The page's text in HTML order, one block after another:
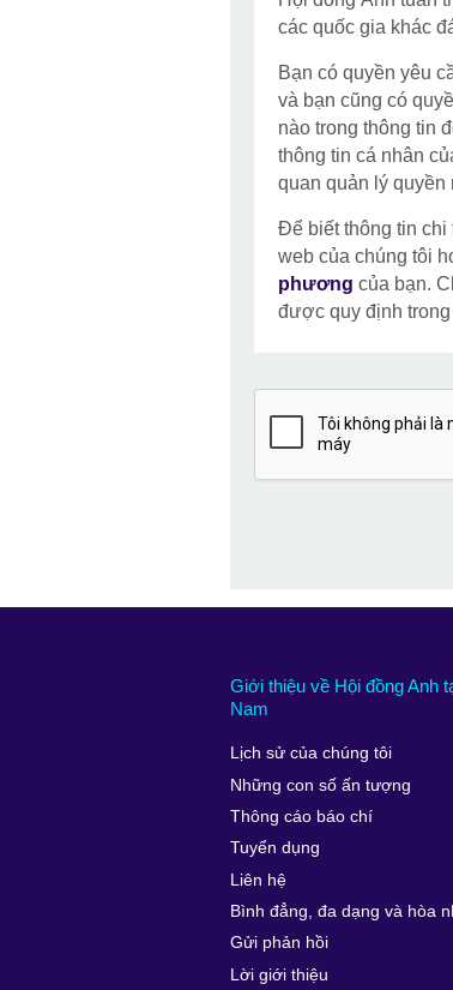
các quốc gia khác
Bạn có quyền yêu
và bạn cũng có
nào trong thông tin
thông tin cá nhân
quan quản lý quyền
Để biết thông tin chi
web của chúng tôi
phương của bạn.
được quy định
Giới thiệu về Hội đồng Anh
Nam
Lịch sử của chúng tôi
Những con số ấn tượng
Thông cáo báo chí
Tuyển dụng
Liên hệ
Bình đẳng, đa dạng và hòa
Gửi phản hồi
Lời giới thiệu